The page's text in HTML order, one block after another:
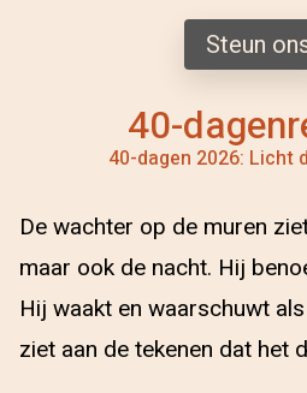
40-
40-dagen 2026: Licht
Steun
De wachter op de muren
maar ook de nacht. Hij
Hij waakt en waarschuwt
ziet aan de tekenen dat het